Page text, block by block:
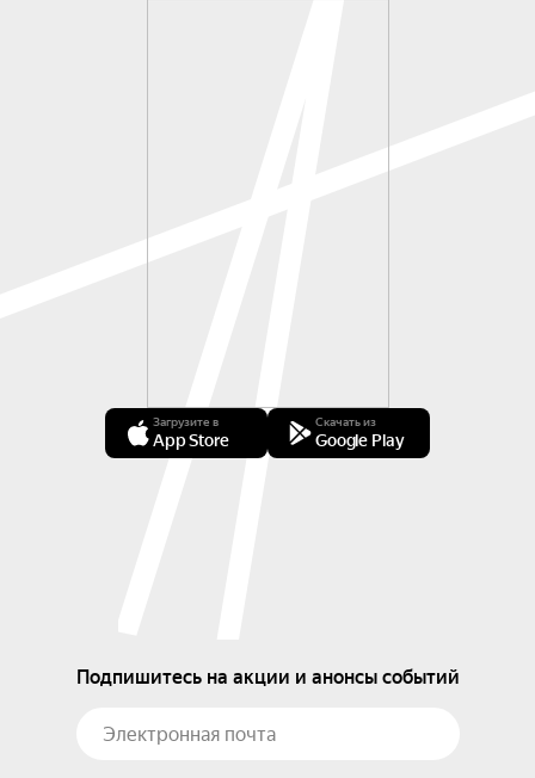
Загрузите в
App Store
Скачать из
Google Play
Подпишитесь на акции и анонсы событий